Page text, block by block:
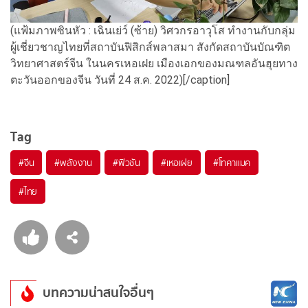
(แฟ้มภาพซินหัว : เฉินเย่ว์ (ซ้าย) วิศวกรอาวุโส ทำงานกับกลุ่ม
ผู้เชี่ยวชาญไทยที่สถาบันฟิสิกส์พลาสมา สังกัดสถาบันบัณฑิต
วิทยาศาสตร์จีน ในนครเหอเฝย เมืองเอกของมณฑลอันฮุยทาง
ตะวันออกของจีน วันที่ 24 ส.ค. 2022)[/caption]
Tag
#จีน #พลังงาน #ฟิวชัน #เหอเฝย #โทคาแมค
#ไทย
บทความน่าสนใจอื่นๆ